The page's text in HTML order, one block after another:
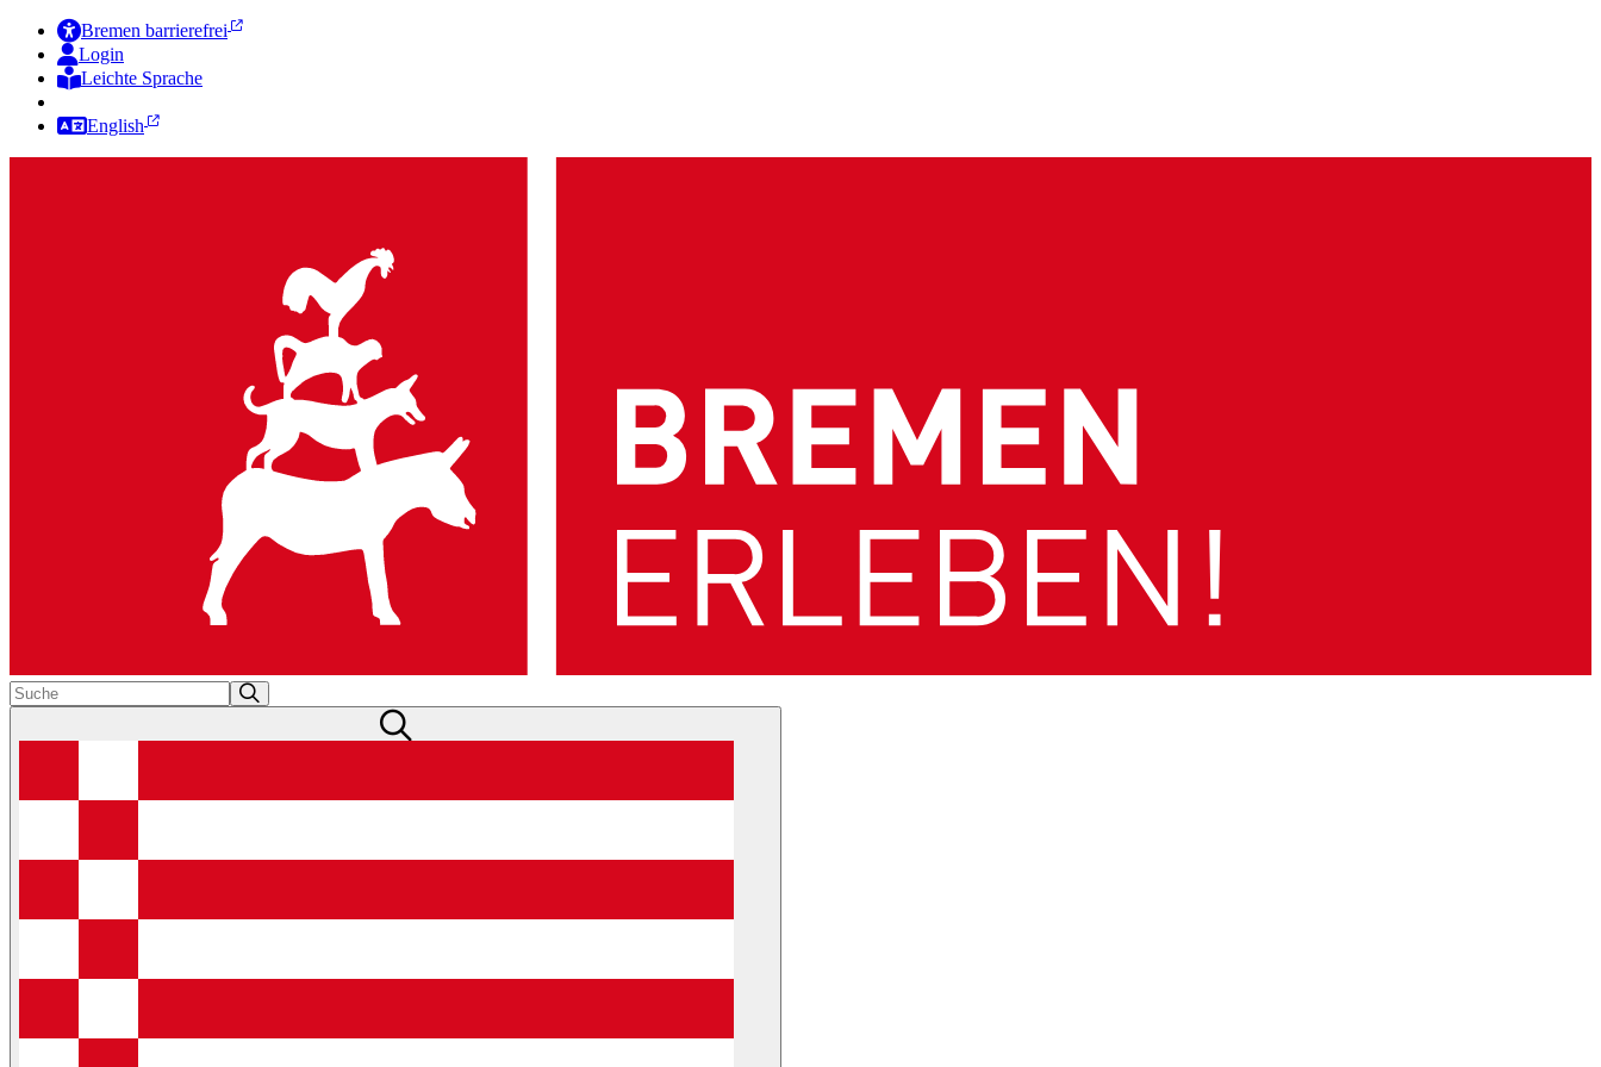
Bremen barrierefrei
Login
Leichte Sprache
English